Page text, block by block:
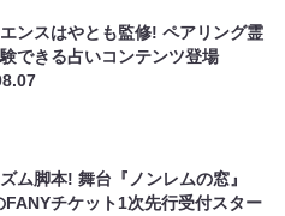
ンスはやとも監修! ペアリング霊
できる占いコンテンツ登場
ム脚本! 舞台『ノンレムの窓』
チケット1次先行受付スター